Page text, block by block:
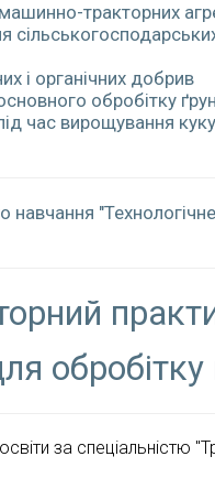
тракторних
і органічних добрив
обробітку
час вирощування
обробітку
за спеціальністю